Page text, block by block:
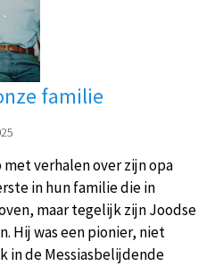
familie
verhalen over zijn opa
in hun familie die in
maar tegelijk zijn Joodse
Hij was een pionier, niet
in de Messiasbelijdende